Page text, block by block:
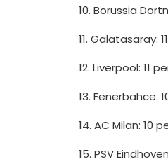
10. Borussia
11. Galatasaray:
12. Liverpool: 11
13. Fenerbahce:
14. AC Milan: 10
15. PSV